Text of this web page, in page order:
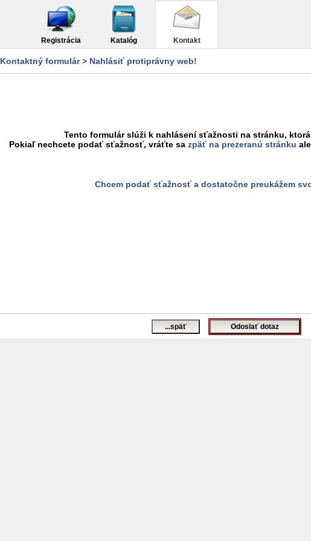
Registrácia Katalóg Kontakt
Kontaktný formulár> Nahlásiť protiprávny web!
Tento formulár slúži k nahlásení sťažnosti na stránku,
Pokiaľ nechcete podať sťažnosť, vráťte sa zpäť na prezeranú stránku
Chcem podať sťažnosť a dostatočne preukážem